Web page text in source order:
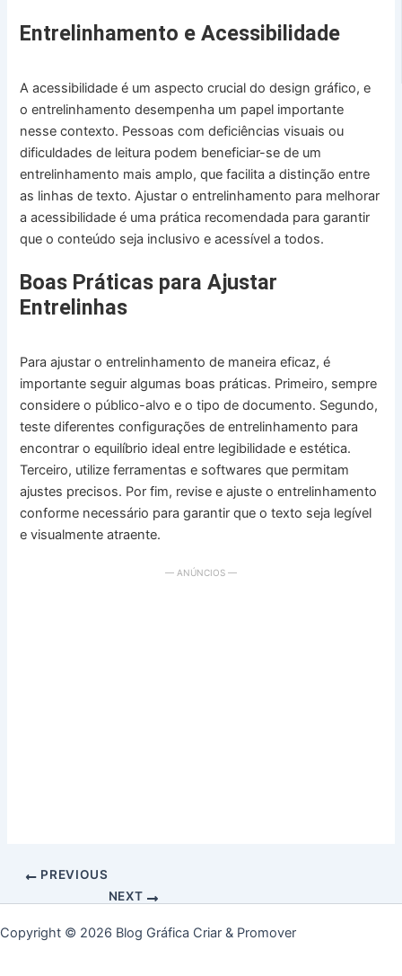
Entrelinhamento e Acessibilidade
A acessibilidade é um aspecto crucial do design gráfico, e
o entrelinhamento desempenha um papel importante
nesse contexto. Pessoas com deficiências visuais ou
dificuldades de leitura podem beneficiar-se de um
entrelinhamento mais amplo, que facilita a distinção entre
as linhas de texto. Ajustar o entrelinhamento para melhorar
a acessibilidade é uma prática recomendada para garantir
que o conteúdo seja inclusivo e acessível a todos.
Boas Práticas para Ajustar
Entrelinhas
Para ajustar o entrelinhamento de maneira eficaz, é
importante seguir algumas boas práticas. Primeiro, sempre
considere o público-alvo e o tipo de documento. Segundo,
teste diferentes configurações de entrelinhamento para
encontrar o equilíbrio ideal entre legibilidade e estética.
Terceiro, utilize ferramentas e softwares que permitam
ajustes precisos. Por fim, revise e ajuste o entrelinhamento
conforme necessário para garantir que o texto seja legível
e visualmente atraente.
— ANÚNCIOS —
PREVIOUS
NEXT
Copyright © 2026 Blog Gráfica Criar & Promover